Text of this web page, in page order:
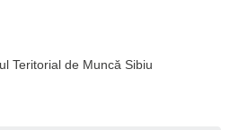
Teritorial de Muncă Sibiu